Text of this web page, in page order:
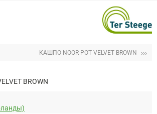
КАШПО NOOR POT VELVET BROWN ›››
BROWN